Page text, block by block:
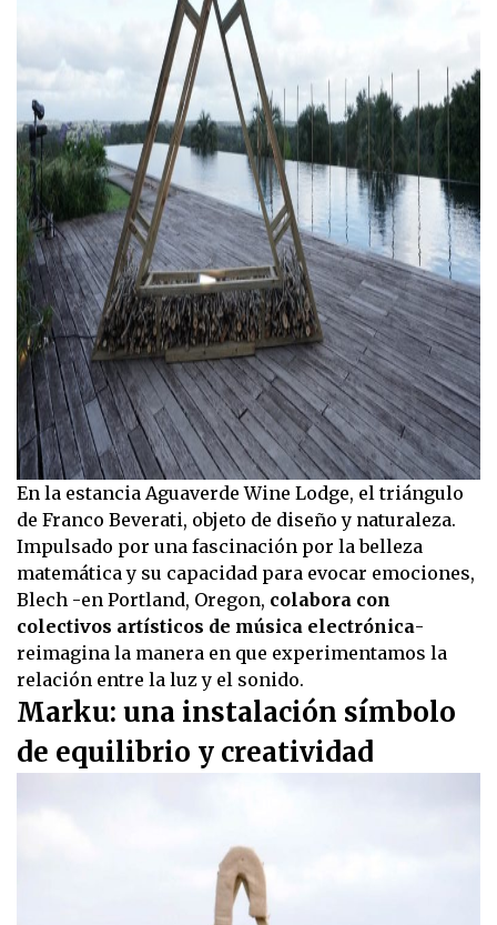
En la estancia Aguaverde Wine Lodge, el triángulo
de Franco Beverati, objeto de diseño y naturaleza.
Impulsado por una fascinación por la belleza
matemática y su capacidad para evocar emociones,
Blech -en Portland, Oregon, colabora con
colectivos artísticos de música electrónica-
reimagina la manera en que experimentamos la
relación entre la luz y el sonido.
Marku: una instalación símbolo
de equilibrio y creatividad